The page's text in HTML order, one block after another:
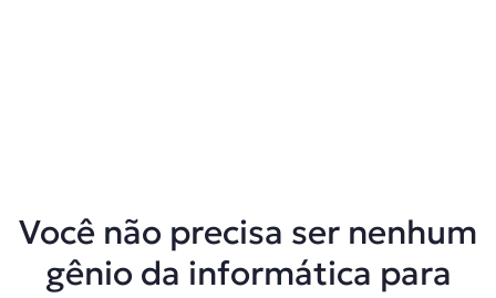
Você não precisa ser nenhum
gênio da informática para